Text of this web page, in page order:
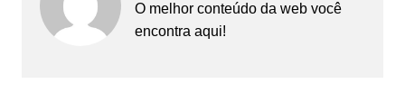
O melhor conteúdo da web você
encontra aqui!